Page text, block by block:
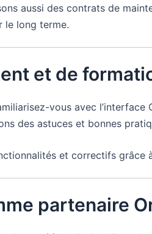
aussi des contrats de
le long terme.
et de
vous avec
des astuces et bonnes
et correctifs grâce
partenaire